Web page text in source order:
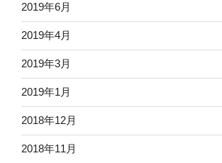
2019年6月
2019年4月
2019年3月
2019年1月
2018年12月
2018年11月